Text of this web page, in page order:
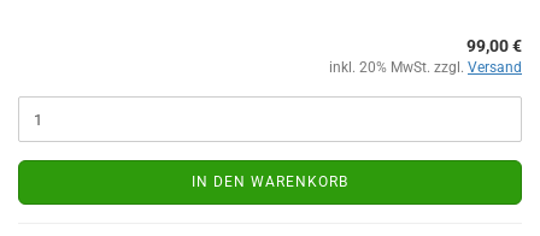
99,00 €
inkl. 20% MwSt. zzgl. Versand
IN DEN WARENKORB